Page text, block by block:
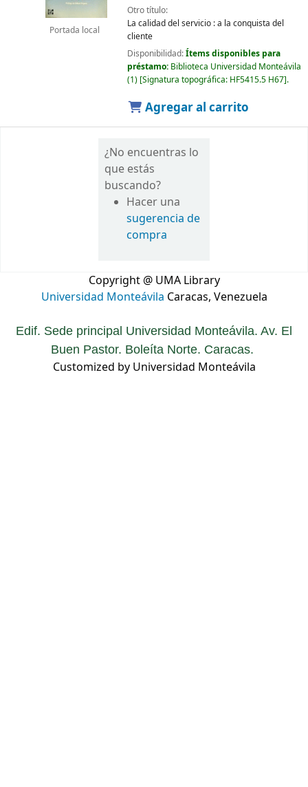
Portada local
Otro título:
La calidad del servicio : a la conquista del
cliente
Disponibilidad:Ítems disponibles para
préstamo: Biblioteca Universidad Monteávila
(1) Signatura topográfica: HF5415.5 H67 .
Agregar al carrito
¿No encuentras lo
que estás
buscando?
Hacer una
sugerencia de
compra
Copyright @ UMA Library
Universidad Monteávila Caracas, Venezuela
Edif. Sede principal Universidad Monteávila. Av. El
Buen Pastor. Boleíta Norte. Caracas.
Customized by Universidad Monteávila